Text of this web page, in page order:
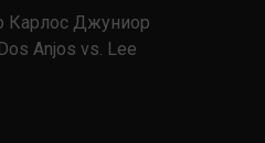
Карлос Джуниор
Anjos vs. Lee